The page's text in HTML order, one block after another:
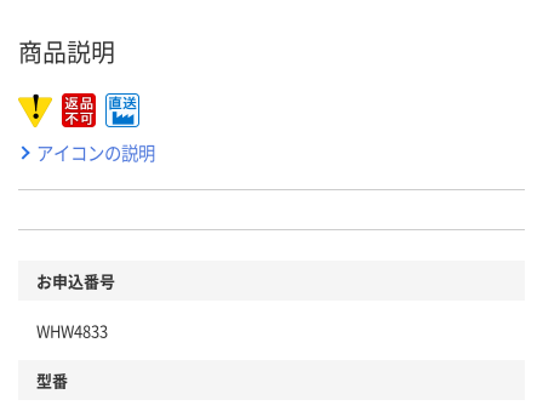
商品説明
アイコンの説明
お申込番号
WHW4833
型番